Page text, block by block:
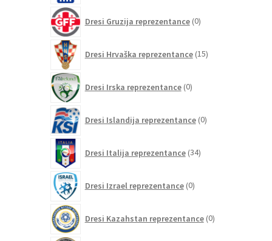
Dresi Gruzija reprezentance 0izdelkov
Dresi Hrvaška reprezentance 15izdelkov
Dresi Irska reprezentance 0izdelkov
Dresi Islandija reprezentance 0izdelkov
Dresi Italija reprezentance 34izdelkov
Dresi Izrael reprezentance 0izdelkov
Dresi Kazahstan reprezentance 0izdelkov